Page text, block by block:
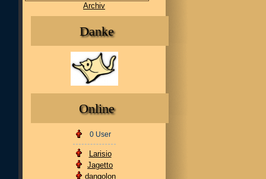
Archiv
Danke
Online
0 User
Larisio
Jagetto
dangolon